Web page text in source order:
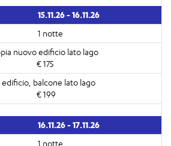
15.11.26 - 16.11.26
1 notte
€ 175
€ 199
16.11.26 - 17.11.26
1 notte